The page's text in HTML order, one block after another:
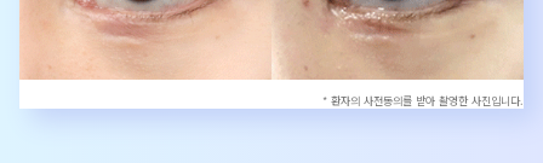
* 환자의 사전동의를 받아 촬영한 사진입니다.